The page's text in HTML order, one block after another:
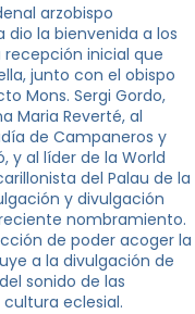
arzobispo
dio la bienvenida a los
inicial que
junto con el obispo
Mons. Sergi Gordo,
Maria Reverté, al
de Campaneros y
y al líder de la World
del Palau de la
y divulgación
nombramiento.
de poder acoger la
a la divulgación de
sonido de las
eclesial.